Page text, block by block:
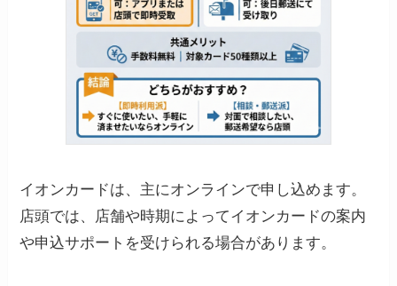
イオンカードは、主にオンラインで申し込めます。
店頭では、店舗や時期によってイオンカードの案内
や申込サポートを受けられる場合があります。